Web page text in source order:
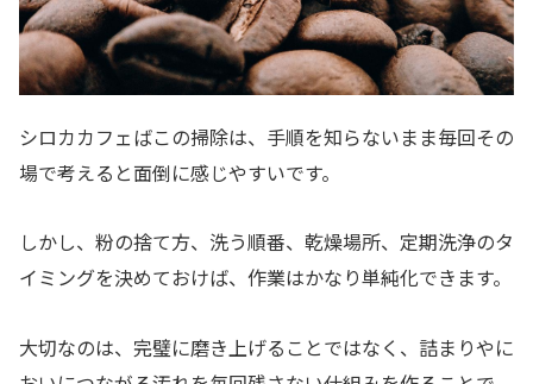
シロカカフェばこの掃除は、手順を知らないまま毎回その
場で考えると面倒に感じやすいです。
しかし、粉の捨て方、洗う順番、乾燥場所、定期洗浄のタ
イミングを決めておけば、作業はかなり単純化できます。
大切なのは、完璧に磨き上げることではなく、詰まりやに